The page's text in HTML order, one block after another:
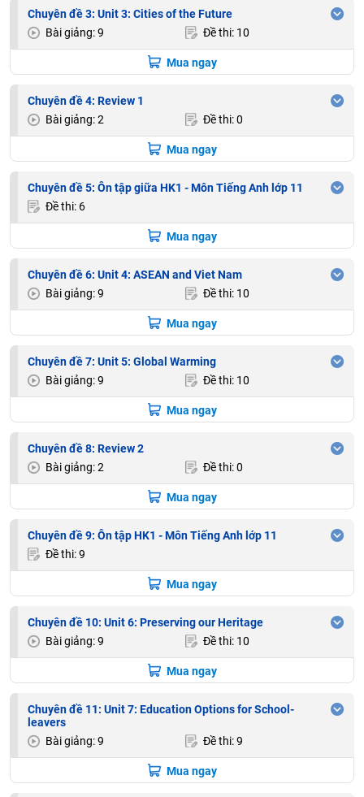
Chuyên đề 3: Unit 3: Cities of the Future
Bài giảng: 9
Đề thi: 10
Mua ngay
Chuyên đề 4: Review 1
Bài giảng: 2
Đề thi: 0
Mua ngay
Chuyên đề 5: Ôn tập giữa HK1 - Môn Tiếng Anh lớp 11
Đề thi: 6
Mua ngay
Chuyên đề 6: Unit 4: ASEAN and Viet Nam
Bài giảng: 9
Đề thi: 10
Mua ngay
Chuyên đề 7: Unit 5: Global Warming
Bài giảng: 9
Đề thi: 10
Mua ngay
Chuyên đề 8: Review 2
Bài giảng: 2
Đề thi: 0
Mua ngay
Chuyên đề 9: Ôn tập HK1 - Môn Tiếng Anh lớp 11
Đề thi: 9
Mua ngay
Chuyên đề 10: Unit 6: Preserving our Heritage
Bài giảng: 9
Đề thi: 10
Mua ngay
Chuyên đề 11: Unit 7: Education Options for School-
leavers
Bài giảng: 9
Đề thi: 9
Mua ngay